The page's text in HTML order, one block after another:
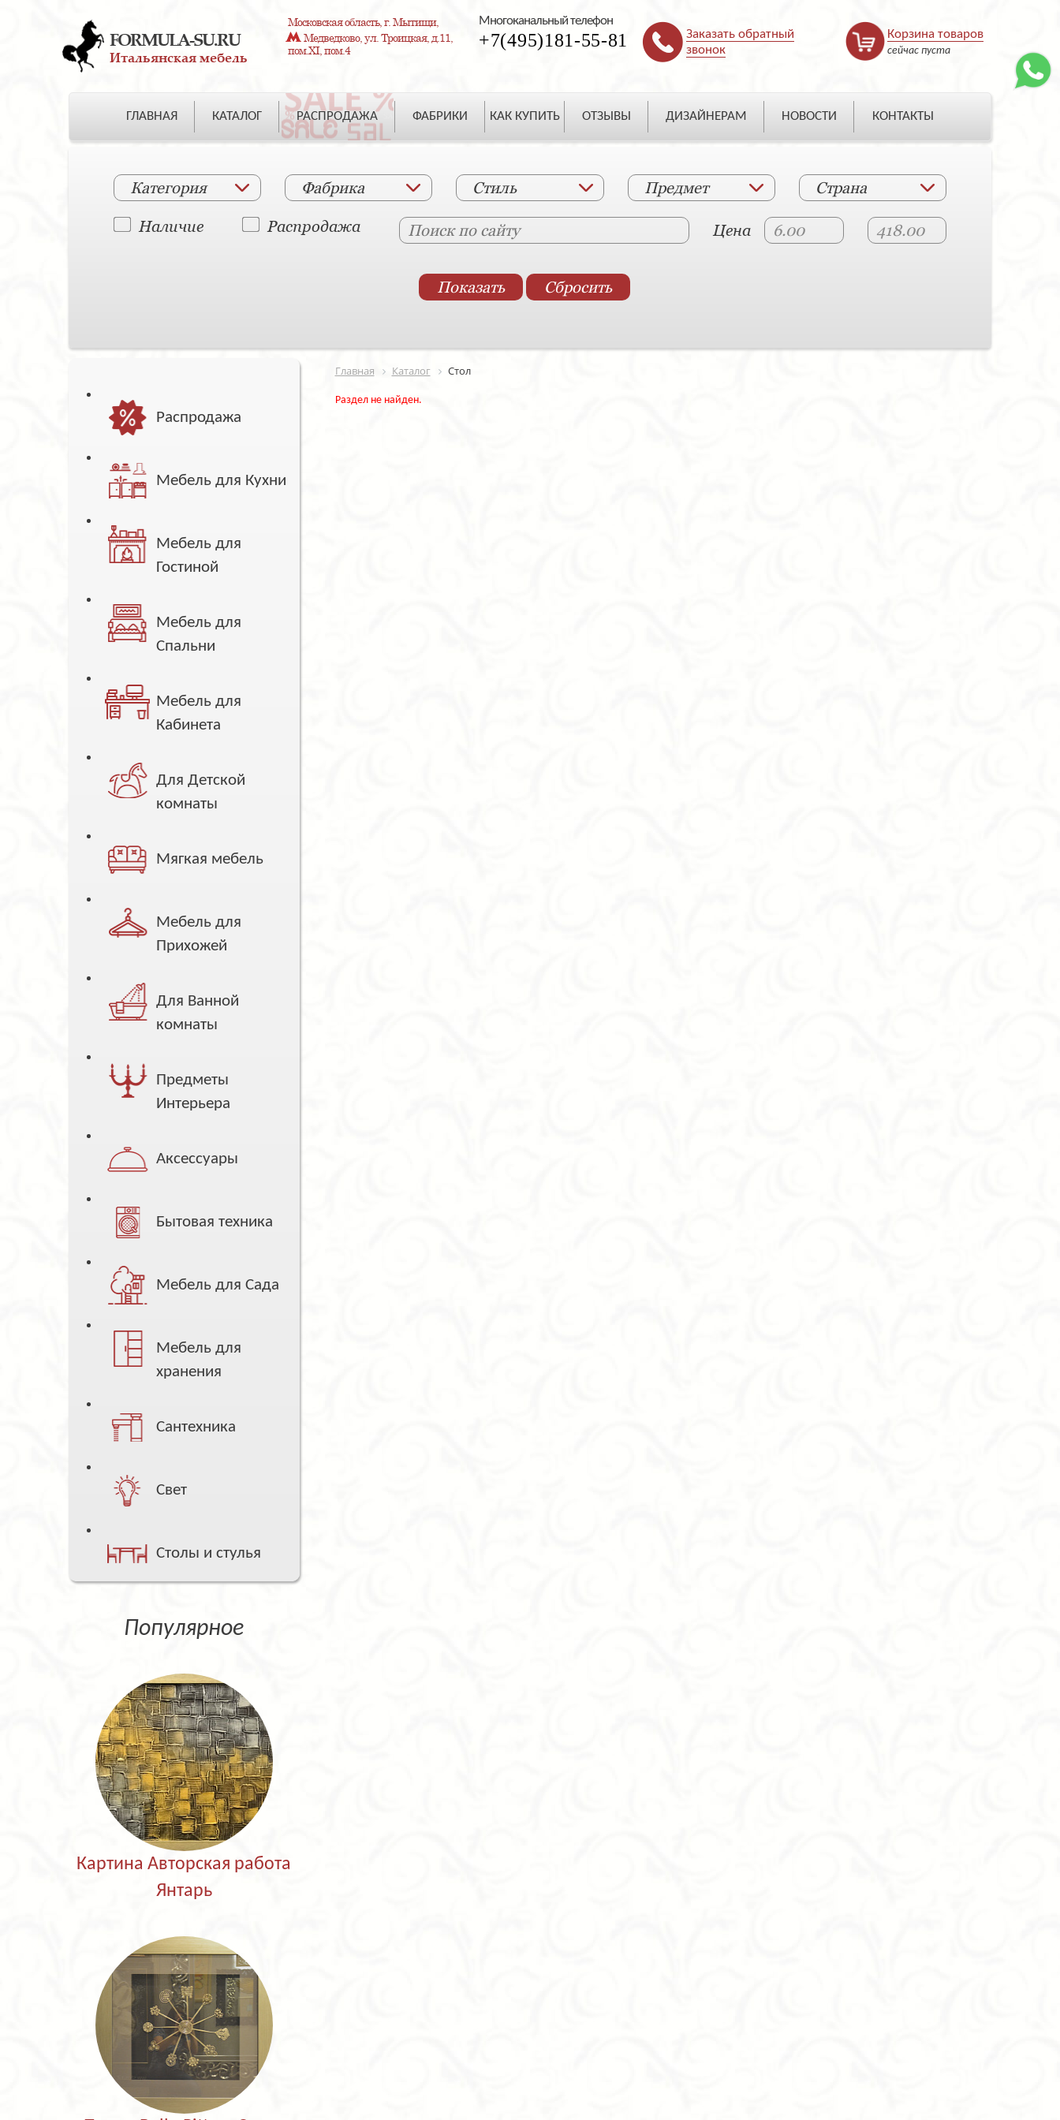
FORMULA-SU.RU
Итальянская мебель
Московская область, г. Мытищи,
Медведково, ул. Троицкая, д.11,
пом.XI, пом.4
Многоканальный телефон
+7(495)181-55-81
Заказать обратный
звонок
Корзина товаров
сейчас пуста
ГЛАВНАЯ КАТАЛОГ РАСПРОДАЖА ФАБРИКИ КАК КУПИТЬ ОТЗЫВЫ ДИЗАЙНЕРАМ НОВОСТИ КОНТАКТЫ
Категория Фабрика Стиль Предмет Страна
Наличие Распродажа Цена
Распродажа
Мебель для Кухни
Мебель для
Гостиной
Мебель для
Спальни
Мебель для
Кабинета
Для Детской
комнаты
Мягкая мебель
Мебель для
Прихожей
Для Ванной
комнаты
Предметы
Интерьера
Аксессуары
Бытовая техника
Мебель для Сада
Мебель для
хранения
Сантехника
Свет
Столы и стулья
Популярное
Картина Авторская работа
Янтарь
Главная Каталог Стол
Раздел не найден.